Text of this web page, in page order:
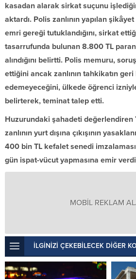
kasadan alarak sirkat suçunu
aktardı. Polis zanlının yapılan
emri gereği tutuklandığını, sirkat
tasarrufunda bulunan 8.800 TL
alındığını belirtti. Polis memuru,
ettiğini ancak zanlının tahkikatın geri
edemeyeceğini, ülkede öğrenci
belirterek, teminat talep etti.
Huzurundaki şahadeti değerlendiren
zanlının yurt dışına çıkışının
400 bin TL kefalet senedi
gün ispat-vücut yapmasına emir
MOBİL REKLAM
İLGİNİZİ ÇEKEBİLECEK DİĞER